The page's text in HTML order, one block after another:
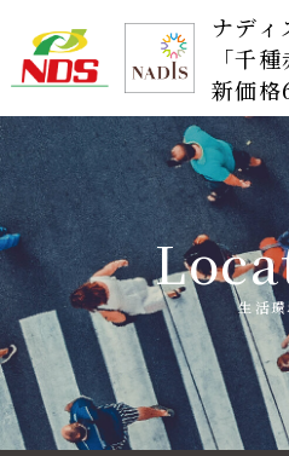
ナディ
「千
新価
生活環